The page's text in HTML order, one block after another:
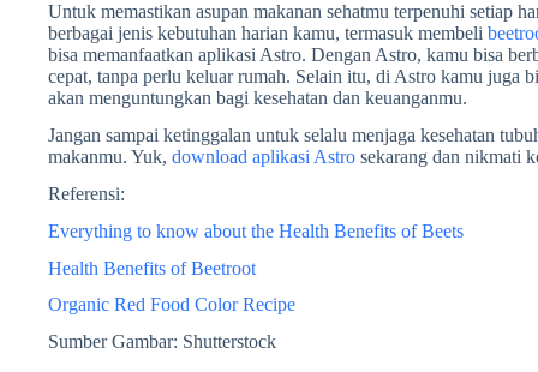
Untuk memastikan asupan makanan sehatmu terpenuhi setiap
berbagai jenis kebutuhan harian kamu, termasuk membeli
bisa memanfaatkan aplikasi Astro. Dengan Astro, kamu bisa
cepat, tanpa perlu keluar rumah. Selain itu, di Astro kamu juga
akan menguntungkan bagi kesehatan dan keuanganmu.
Jangan sampai ketinggalan untuk selalu menjaga kesehatan
makanmu. Yuk, download aplikasi Astro sekarang dan nikmati
Referensi:
Everything to know about the Health Benefits of Beets
Health Benefits of Beetroot
Organic Red Food Color Recipe
Sumber Gambar: Shutterstock